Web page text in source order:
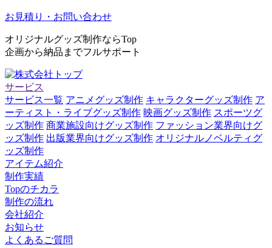
お見積り・お問い合わせ
オリジナルグッズ制作ならTop
企画から納品までフルサポート
サービス
サービス一覧 アニメグッズ制作 キャラクターグッズ制作 ア
ーティスト・ライブグッズ制作 映画グッズ制作 スポーツグ
ッズ制作 商業施設向けグッズ制作 ファッション業界向けグ
ッズ制作 出版業界向けグッズ制作 オリジナルノベルティグ
ッズ制作
アイテム紹介
制作実績
Topのチカラ
制作の流れ
会社紹介
お知らせ
よくあるご質問